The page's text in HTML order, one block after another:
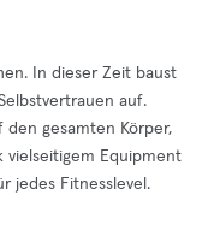
In dieser Zeit baust
auf.
den gesamten Körper,
vielseitigem Equipment
jedes Fitnesslevel.